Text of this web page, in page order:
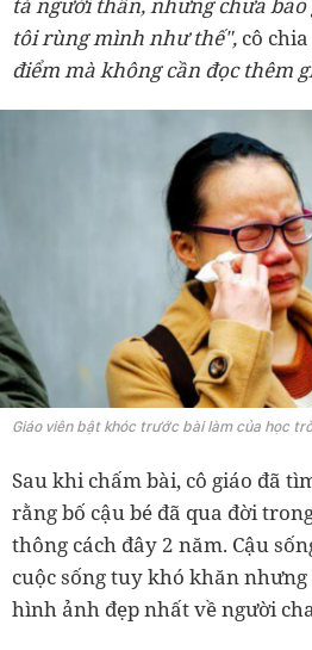
tôi rùng mình như thế", cô chia
điểm mà không cần đọc thêm
Giáo viên bật khóc trước bài làm của học
Sau khi chấm bài, cô giáo đã
rằng bố cậu bé đã qua đời
thông cách đây 2 năm. Cậu
cuộc sống tuy khó khăn
hình ảnh đẹp nhất về người